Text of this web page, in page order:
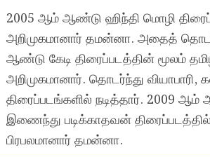
2005 ஆம் ஆண்டு ஹிந்தி மொழி
அறிமுகமானார் தமன்னா. அதைத்
ஆண்டு கேடி திரைப்படத்தின் மூலம்
அறிமுகமானார். தொடர்ந்து வியாபாரி,
திரைப்படங்களில் நடித்தார். 2009
இணைந்து படிக்காதவன்
பிரபலமானார் தமன்னா.